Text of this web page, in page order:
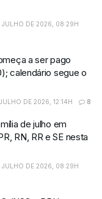
JULHO DE 2026, 08:29H
a ser pago
calendário segue o
DE 2026, 12:14H 8
de julho em
RN, RR e SE nesta
JULHO DE 2026, 08:29H